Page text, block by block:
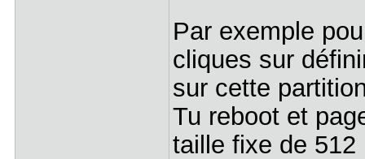
Par exemple
cliques sur
sur cette
Tu reboot et
taille fixe de 512